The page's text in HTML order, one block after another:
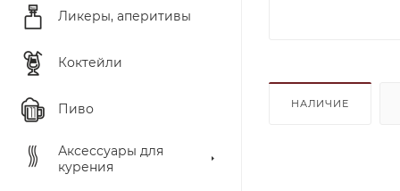
Ликеры, аперитивы
Коктейли
Пиво
Аксессуары для
курения
НАЛИЧИЕ